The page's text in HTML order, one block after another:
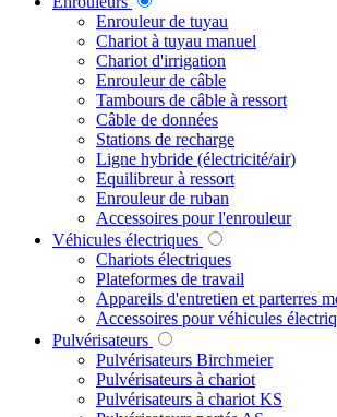
Enrouleur de tuyau
Chariot à tuyau manuel
Chariot d'irrigation
Enrouleur de câble
Tambours de câble à ressort
Câble de données
Stations de recharge
Ligne hybride (électricité/air)
Equilibreur à ressort
Enrouleur de ruban
Accessoires pour l'enrouleur
Véhicules électriques
Chariots électriques
Plateformes de travail
Appareils d'entretien et parterres
Accessoires pour véhicules
Pulvérisateurs
Pulvérisateurs Birchmeier
Pulvérisateurs à chariot
Pulvérisateurs à chariot KS